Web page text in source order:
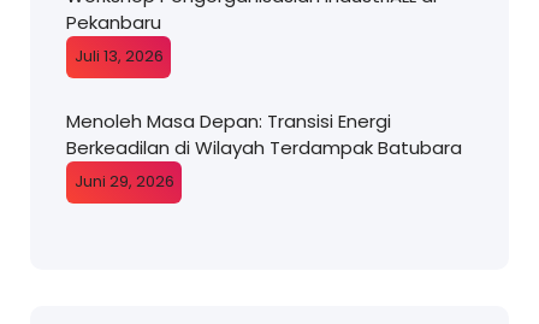
Pekanbaru
Juli 13, 2026
Menoleh Masa Depan: Transisi Energi
Berkeadilan di Wilayah Terdampak Batubara
Juni 29, 2026